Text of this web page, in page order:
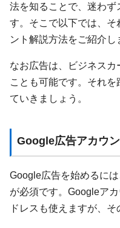
法を知ることで、迷わず
す。そこで以下では、
ント解説方法をご紹介し
なお広告は、ビジネス
ことも可能です。それ
ていきましょう。
Google広告アカウ
Google広告を始めるに
が必須です。Googleア
ドレスも使えますが、そ